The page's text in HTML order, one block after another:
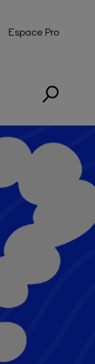
Espace Pro